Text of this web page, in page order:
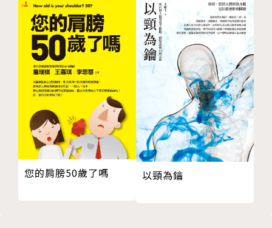
身體穩定就靠髖關節
․上下樓梯很吃力，可能是支撐髖關節的臀部肌肉出了
․躺著不動，髖關節疼痛反而不會變好
․以為是腰痛、坐骨神經痛，其實可能是退化性髖關節
․180度劈腿不是每個人都適合，容易造成肌肉拉傷，
髖關節穩定度變差
․會不會使用髖關節，決定了跑者的實力
․穿厚底鞋跑步會增加髖關節受傷風險
․學會使用內核心肌群，能減輕髖關節負擔
當心退化性髖關節炎找上你
軟骨會進行新陳代謝
置換人工髖關節的時機很難決定
行徑失調引發的疼痛
恢復身體平衡的矯正運動
骨盆「沒有擺正」的「骨盆歪斜」
不爬樓梯，臀肌無力
關於「疼痛」，人體的不可思議
因為「不動」，所以更痛
「厚底鞋」增加髖關節受傷的風險
第3章 髖關節「無法正常運作」是什麼情況？
您的肩膀50歲了嗎 以頸為鑰